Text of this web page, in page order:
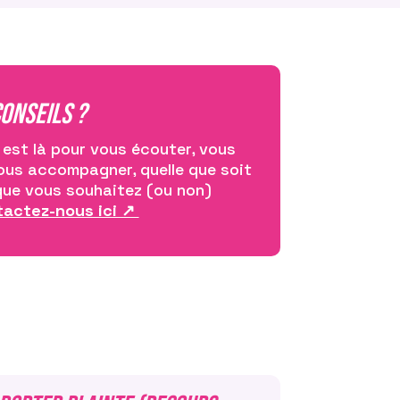
mise en doute, elle
garder une trace des faits
noms des témoins). Évitez
qui peuvent s’avérer
Évitez aussi tout
culpabilisation : les
d’aucune aide pour la
?
est là pour vous écouter, vous
accompagner, quelle que soit
vous souhaitez (ou non)
nous ici ↗